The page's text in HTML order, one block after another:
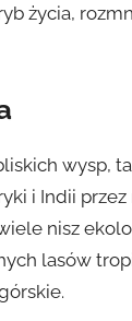
życia,
wysp,
i Indii
nisz
lasów